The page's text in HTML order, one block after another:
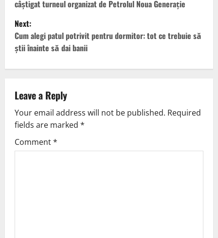
câștigat turneul organizat de Petrolul Noua Generație
Next:
Cum alegi patul potrivit pentru dormitor: tot ce trebuie să
știi înainte să dai banii
Leave a Reply
Your email address will not be published. Required
fields are marked *
Comment*